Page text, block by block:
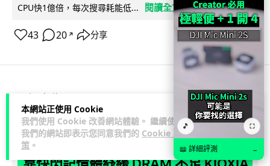
本網站正使用 Cookie
我們使用 Cookie 改善網站體驗。 繼續使用
我們的網站即表示您同意我們的 Cookie 政
策 。
CPU快1億倍，每次搜尋耗能低...
閱讀全文
43 20 ↗ 分享
人工智能
Lawton 1 日 🎵 ⛶
📖 詳細評測 →